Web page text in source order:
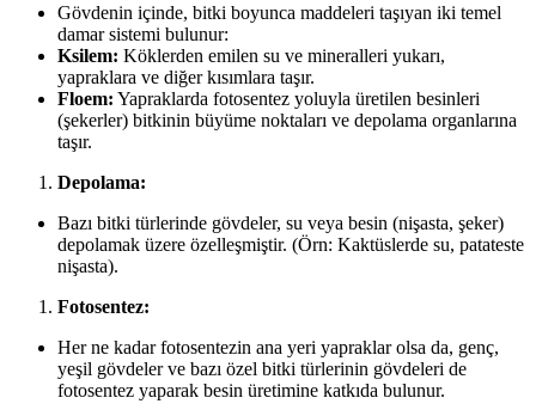
Gövdenin içinde, bitki boyunca maddeleri taşıyan iki temel
damar sistemi bulunur:
Ksilem: Köklerden emilen su ve mineralleri yukarı,
yapraklara ve diğer kısımlara taşır.
Floem: Yapraklarda fotosentez yoluyla üretilen besinleri
(şekerler) bitkinin büyüme noktaları ve depolama organlarına
taşır.
Depolama:
Bazı bitki türlerinde gövdeler, su veya besin (nişasta, şeker)
depolamak üzere özelleşmiştir. (Örn: Kaktüslerde su, patateste
nişasta).
Fotosentez:
Her ne kadar fotosentezin ana yeri yapraklar olsa da, genç,
yeşil gövdeler ve bazı özel bitki türlerinin gövdeleri de
fotosentez yaparak besin üretimine katkıda bulunur.